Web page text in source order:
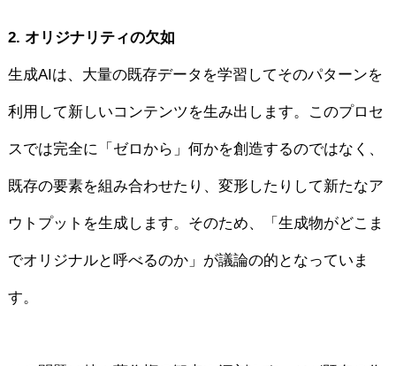
2. オリジナリティの欠如
生成AIは、大量の既存データを学習してそのパターンを
利用して新しいコンテンツを生み出します。このプロセ
スでは完全に「ゼロから」何かを創造するのではなく、
既存の要素を組み合わせたり、変形したりして新たなア
ウトプットを生成します。そのため、「生成物がどこま
でオリジナルと呼べるのか」が議論の的となっていま
す。